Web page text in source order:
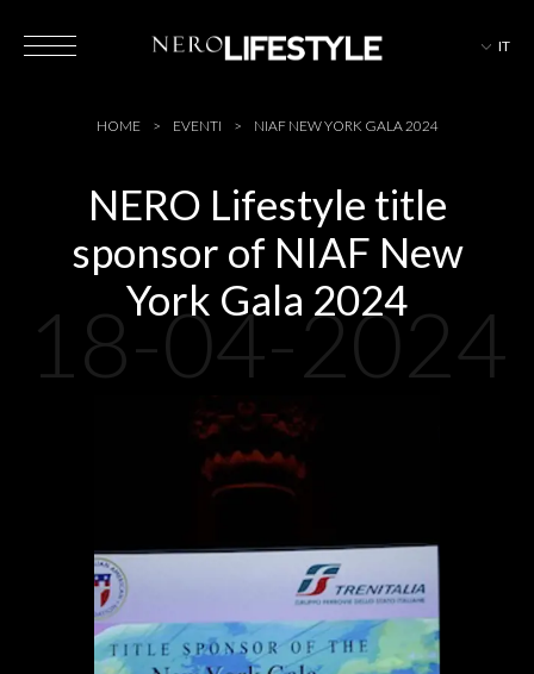
IT
HOTEL
MAGAZINE
EVENTI
PARTNER
HOME EVENTI NIAF NEW YORK GALA 2024
NERO Lifestyle title
sponsor of NIAF New
York Gala 2024
18-04-2024